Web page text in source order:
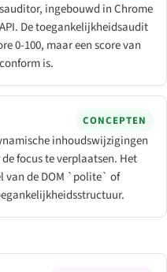
ingebouwd in Chrome
De toegankelijkheidsaudit
0-100, maar een score van
is.
CONCEPTEN
inhoudswijzigingen
focus te verplaatsen. Het
de DOM `polite` of